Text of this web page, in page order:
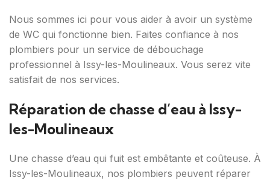
Nous sommes ici pour vous aider à avoir un système
de WC qui fonctionne bien. Faites confiance à nos
plombiers pour un service de débouchage
professionnel à Issy-les-Moulineaux. Vous serez vite
satisfait de nos services.
Réparation de chasse d’eau à Issy-
les-Moulineaux
Une chasse d’eau qui fuit est embêtante et coûteuse. À
Issy-les-Moulineaux, nos plombiers peuvent réparer